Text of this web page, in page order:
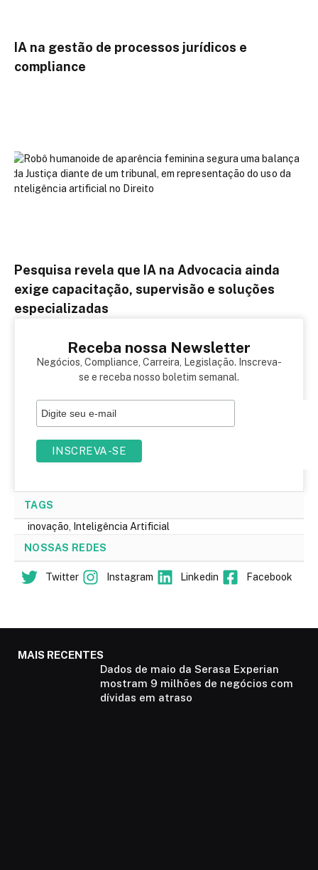
IA na gestão de processos jurídicos e
compliance
Pesquisa revela que IA na Advocacia ainda
exige capacitação, supervisão e soluções
especializadas
Receba nossa Newsletter
Negócios, Compliance, Carreira, Legislação. Inscreva-
se e receba nosso boletim semanal.
TAGS
inovação, Inteligência Artificial
NOSSAS REDES
Twitter Instagram Linkedin Facebook
MAIS RECENTES
Dados de maio da Serasa Experian
mostram 9 milhões de negócios com
dívidas em atraso